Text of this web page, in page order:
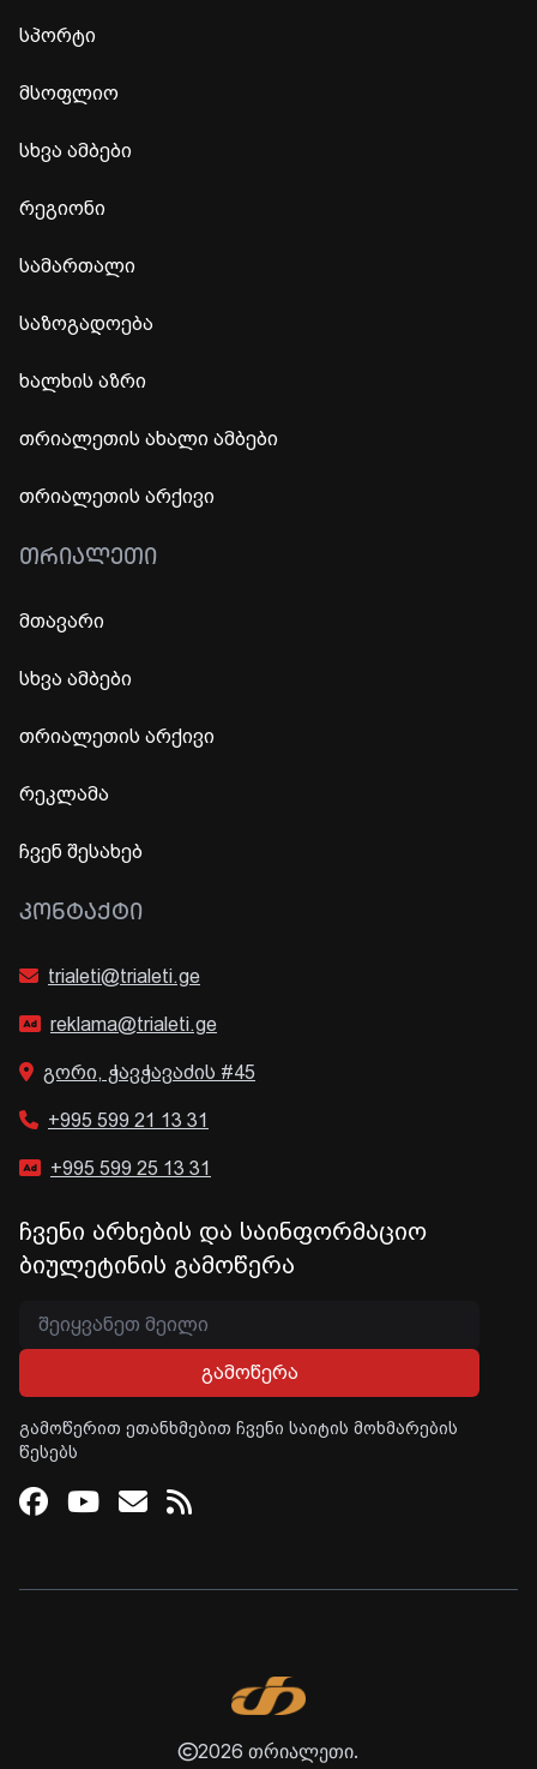
სპორტი
მსოფლიო
სხვა ამბები
რეგიონი
სამართალი
საზოგადოება
ხალხის აზრი
თრიალეთის ახალი ამბები
თრიალეთის არქივი
ᲗᲠᲘᲐᲚᲔᲗᲘ
მთავარი
სხვა ამბები
თრიალეთის არქივი
რეკლამა
ჩვენ შესახებ
ᲙᲝᲜᲢᲐᲥᲢᲘ
trialeti@trialeti.ge
reklama@trialeti.ge
გორი, ჭავჭავაძის #45
+995 599 21 13 31
+995 599 25 13 31
ჩვენი არხების და საინფორმაციო
ბიულეტინის გამოწერა
გამოწერა
გამოწერით ეთანხმებით ჩვენი საიტის მოხმარების
წესებს
Facebook
Youtube
Email
RSS
2026 თრიალეთი.